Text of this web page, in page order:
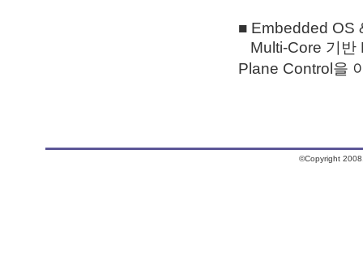
■ Embedded OS
Multi-Core 기반
Plane Control을
©Copyright